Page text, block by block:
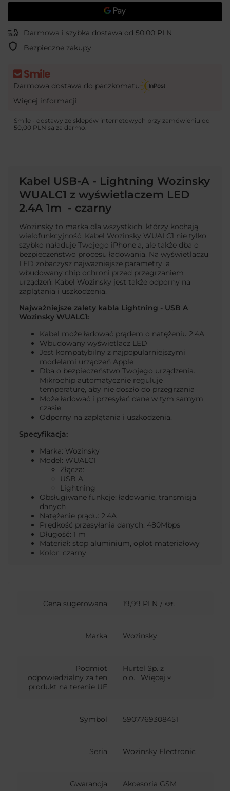
Darmowa i szybka dostawa od 50,00 PLN
Bezpieczne zakupy
Darmowa dostawa do paczkomatu
Więcej informacji
Smile - dostawy ze sklepów internetowych przy zamówieniu od
50,00 PLN są za darmo.
Kabel USB-A - Lightning Wozinsky
WUALC1 z wyświetlaczem LED
2.4A 1m - czarny
Wozinsky to marka dla wszystkich, którzy kochają
wielofunkcyjność. Kabel Wozinsky WUALC1 nie tylko
szybko naładuje Twojego iPhone'a, ale także dba o
bezpieczeństwo procesu ładowania. Na wyświetlaczu
LED zobaczysz najważniejsze parametry, a
wbudowany chip ochroni przed przegrzaniem
urządzeń. Kabel Wozinsky jest także odporny na
zaplątania i uszkodzenia.
Najważniejsze zalety kabla Lightning - USB A
Wozinsky WUALC1:
Kabel może ładować prądem o natężeniu 2,4A
Wbudowany wyświetlacz LED
Jest kompatybilny z najpopularniejszymi
modelami urządzeń Apple
Dba o bezpieczeństwo Twojego urządzenia.
Mikrochip automatycznie reguluje
temperaturę, aby nie doszło do przegrzania
Może ładować i przesyłać dane w tym samym
czasie.
Odporny na zaplątania i uszkodzenia.
Specyfikacja:
Marka: Wozinsky
Model: WUALC1
Złącza:
USB A
Lightning
Obsługiwane funkcje: ładowanie, transmisja
danych
Natężenie prądu: 2.4A
Prędkość przesyłania danych: 480Mbps
Długość: 1 m
Materiał: stop aluminium, oplot materiałowy
Kolor: czarny
Cena sugerowana 19,99 PLN / szt.
Marka Wozinsky
Podmiot
odpowiedzialny za ten
produkt na terenie UE
Hurtel Sp. z
o.o.
Więcej
Symbol 5907769308451
Seria Wozinsky Electronic
Gwarancja Akcesoria GSM